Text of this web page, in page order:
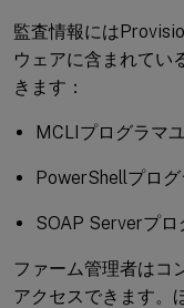
監査情報には
ウェアに含まれてい
きます：
MCLIプログラマ
PowerShellプロ
SOAP Serverプロ
ファーム管理者はコ
アクセスできます。